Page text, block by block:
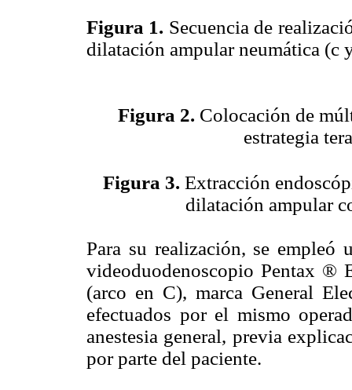
Figura 1. Secuencia de
dilatación ampular neumática (c
Figura 2. Colocación de
estrategia
Figura 3. Extracción
dilatación ampular
Para su realización, se empleó
videoduodenoscopio Pentax ®
(arco en C), marca General
efectuados por el mismo
anestesia general, previa
por parte del paciente.